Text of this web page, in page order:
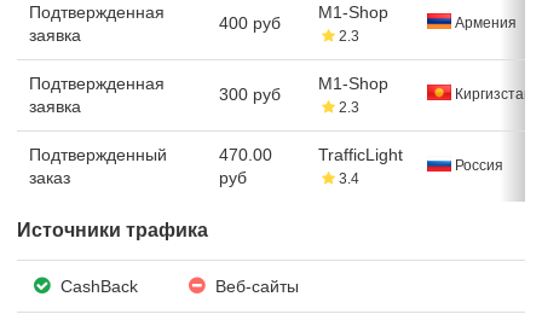
Подтвержденная
заявка
400 руб
M1-Shop
2.3
Армения
Подтвержденная
заявка
300 руб
M1-Shop
2.3
Киргизстан
Подтвержденный
заказ
470.00
руб
TrafficLight
3.4
Россия
Источники трафика
CashBack Веб-сайты